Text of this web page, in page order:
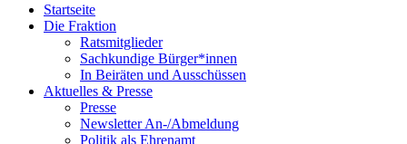
Startseite
Die Fraktion
Ratsmitglieder
Sachkundige Bürger*innen
In Beiräten und Ausschüssen
Aktuelles & Presse
Presse
Newsletter An-/Abmeldung
Politik als Ehrenamt